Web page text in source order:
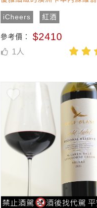
iCheers 紅酒
參考價： $2410
1 人